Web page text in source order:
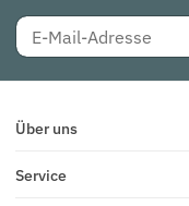
Über uns
Service